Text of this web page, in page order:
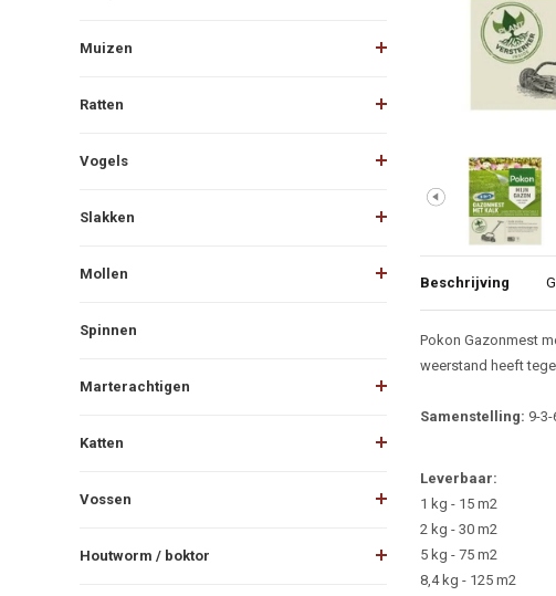
Muizen
Ratten
Vogels
Slakken
Mollen
Spinnen
Marterachtigen
Katten
Vossen
Houtworm / boktor
Beschrijving
Beschrijving
Pokon Gazonmest
weerstand heeft
Samenstelling: 9-
Leverbaar:
1 kg - 15 m2
2 kg - 30 m2
5 kg - 75 m2
8,4 kg - 125 m2